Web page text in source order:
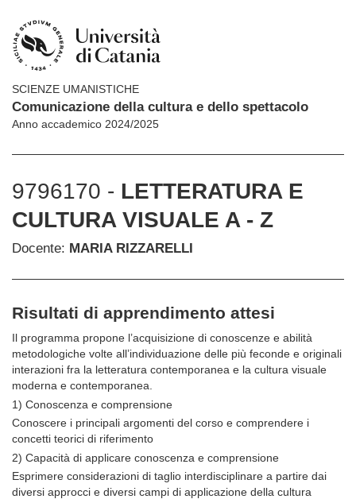
SCIENZE UMANISTICHE
Comunicazione della cultura e dello spettacolo
Anno accademico 2024/2025
9796170 - LETTERATURA E
CULTURA VISUALE A - Z
Docente: MARIA RIZZARELLI
Risultati di apprendimento attesi
Il programma propone l’acquisizione di conoscenze e abilità
metodologiche volte all’individuazione delle più feconde e originali
interazioni fra la letteratura contemporanea e la cultura visuale
moderna e contemporanea.
1) Conoscenza e comprensione
Conoscere i principali argomenti del corso e comprendere i
concetti teorici di riferimento
2) Capacità di applicare conoscenza e comprensione
Esprimere considerazioni di taglio interdisciplinare a partire dai
diversi approcci e diversi campi di applicazione della cultura